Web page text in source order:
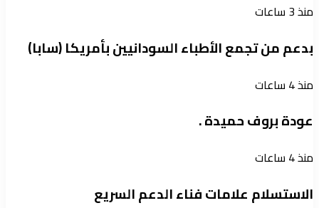
منذ 3 ساعات
بدعم من تجمع الأطباء السودانيين بأمريكا (سابا)
منذ 4 ساعات
عودة بروف حميدة .
منذ 4 ساعات
الاستسلام علامات فناء الدعم السريع